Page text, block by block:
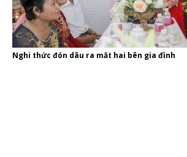
Nghi thức đón dâu ra mắt hai bên gia đình